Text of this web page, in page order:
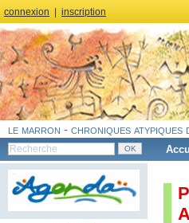
connexion inscription
le marron - chroniques atypiques